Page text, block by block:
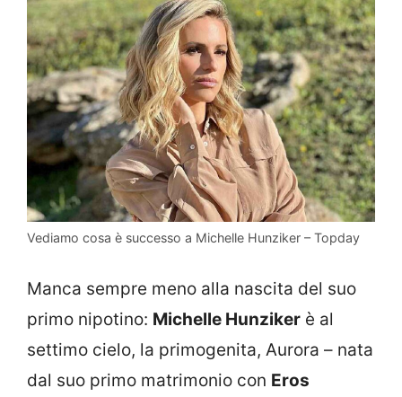
Vediamo cosa è successo a Michelle Hunziker – Topday
Manca sempre meno alla nascita del suo
primo nipotino: Michelle Hunziker è al
settimo cielo, la primogenita, Aurora – nata
dal suo primo matrimonio con Eros